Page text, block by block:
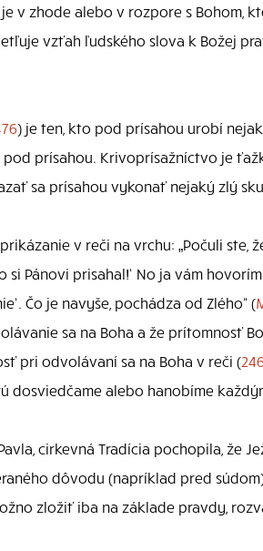
v zhode alebo v rozpore s Bohom,
vzťah ľudského slova k Božej
) je ten, kto pod prísahou urobí
prísahou. Krivoprísažníctvo je
sa prísahou vykonať nejaký zlý
v reči na vrchu: „Počuli ste,
si Pánovi prisahal!‘ No ja vám
Čo je navyše, pochádza od Zlého“ (
sa na Boha a že prítomnosť
pri odvolávaní sa na Boha v reči (
dosviedčame alebo hanobíme
cirkevná Tradícia pochopila, že
dôvodu (napríklad pred
zložiť iba na základe pravdy,